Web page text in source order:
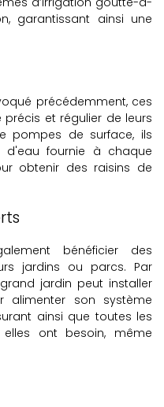
garantissant ainsi une
précédemment, ces
et régulier de leurs
pompes de surface, ils
d'eau fournie à chaque
obtenir des raisins de
bénéficier des
jardins ou parcs. Par
jardin peut installer
son système
ainsi que toutes les
ont besoin, même